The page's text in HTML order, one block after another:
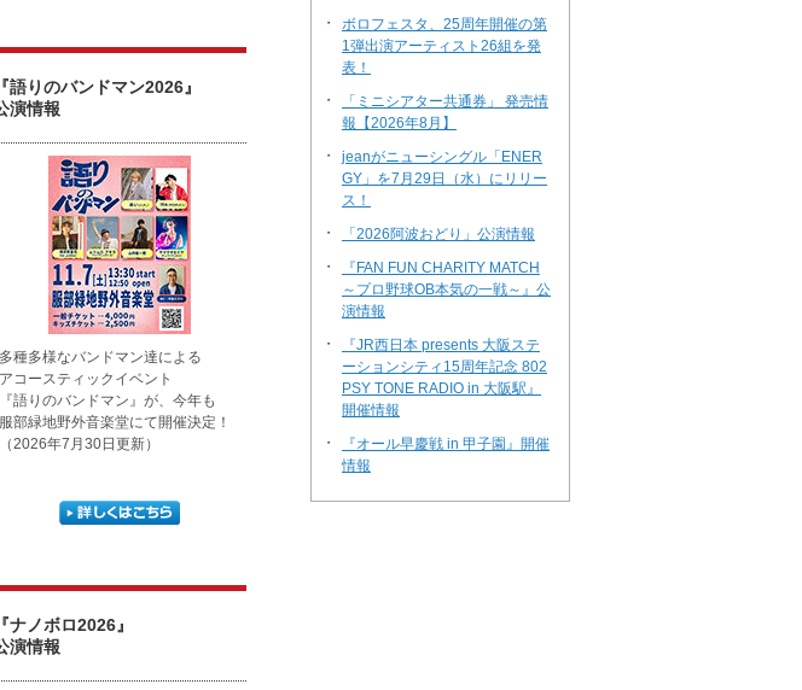
『語りのバンドマン2026』
演情報
多種多様なバンドマン達による
アコースティックイベント
『語りのバンドマン』が、今年も
服部緑地野外音楽堂にて開催決定！
（2026年7月30日更新）
『ナノボロ2026』
演情報
・
ボロフェスタ、25周年開催の第
1弾出演アーティスト26組を発
表！
・
「ミニシアター共通券」 発売情
報【2026年8月】
・
jeanがニューシングル「ENER
GY」を7月29日（水）にリリー
ス！
・
「2026阿波おどり」公演情報
・
『FAN FUN CHARITY MATCH
～プロ野球OB本気の一戦～』公
演情報
・
『JR西日本 presents 大阪ステ
ーションシティ15周年記念 802
PSY TONE RADIO in 大阪駅』
開催情報
・
『オール早慶戦 in 甲子園』開催
情報